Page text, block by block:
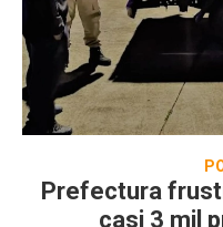
Prefectura
casi 3 mil